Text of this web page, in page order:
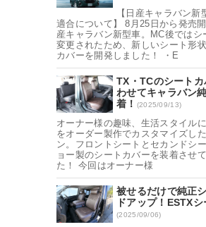
【日産キャラバン新
適合について】 8月25日から発売
産キャラバン新型車。MC後ではシ
変更されたため、新しいシート形
カバーを開発しました！ ・E
TX・TCのシート
わせてキャラバン
着！ (2025/09/13)
オーナー様の趣味、生活スタイル
をオーダー製作でカスタマイズし
ン。フロントシートとセカンドシ
ョー製のシートカバーを装着させ
た！ 今回はオーナー様
被せるだけで純正
ドアップ！ESTX
(2025/09/06)